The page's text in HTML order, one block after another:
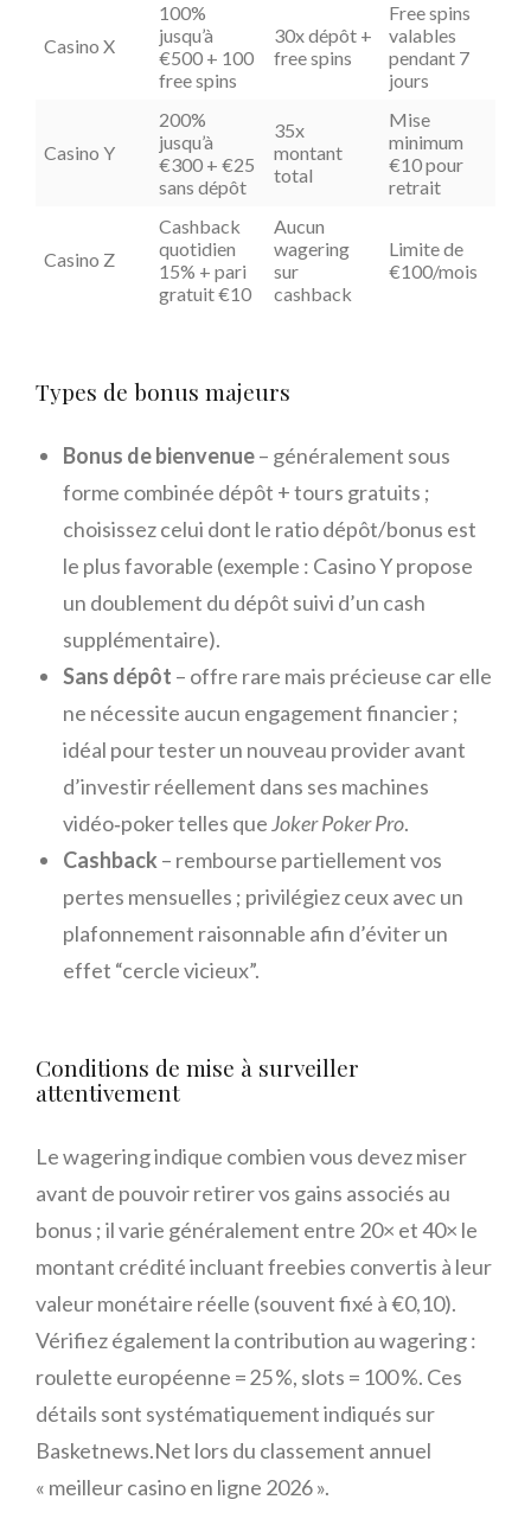
Casino X
100%
jusqu’à
€500 + 100
free spins
30x dépôt +
free spins
Free spins
valables
pendant 7
jours
Casino Y
200%
jusqu’à
€300 + €25
sans dépôt
35x
montant
total
Mise
minimum
€10 pour
retrait
Casino Z
Cashback
quotidien
15% + pari
gratuit €10
Aucun
wagering
sur
cashback
Limite de
€100/mois
Types de bonus majeurs
Bonus de bienvenue– généralement sous
forme combinée dépôt + tours gratuits ;
choisissez celui dont le ratio dépôt/bonus est
le plus favorable (exemple : Casino Y propose
un doublement du dépôt suivi d’un cash
supplémentaire).
Sans dépôt – offre rare mais précieuse car elle
ne nécessite aucun engagement financier ;
idéal pour tester un nouveau provider avant
d’investir réellement dans ses machines
vidéo‑poker telles queJoker Poker Pro.
Cashback – rembourse partiellement vos
pertes mensuelles ; privilégiez ceux avec un
plafonnement raisonnable afin d’éviter un
effet “cercle vicieux”.
Conditions de mise à surveiller
attentivement
Le wagering indique combien vous devez miser
avant de pouvoir retirer vos gains associés au
bonus ; il varie généralement entre 20× et 40× le
montant crédité incluant freebies convertis à leur
valeur monétaire réelle (souvent fixé à €0,10).
Vérifiez également la contribution au wagering :
roulette européenne = 25 %, slots = 100 %. Ces
détails sont systématiquement indiqués sur
Basketnews.Net lors du classement annuel
« meilleur casino en ligne 2026 ».